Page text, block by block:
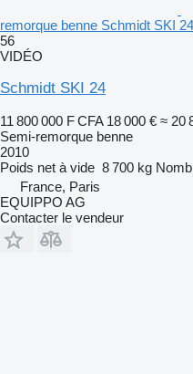
remorque benne Schmidt SKI 24
56
VIDÉO
Schmidt SKI 24
11 800 000 F CFA 18 000 € ≈ 20
Semi-remorque benne
2010
Poids net à vide 8 700 kg
France, Paris
EQUIPPO AG
Contacter le vendeur